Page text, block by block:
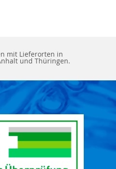
mit Lieferorten in
und Thüringen.